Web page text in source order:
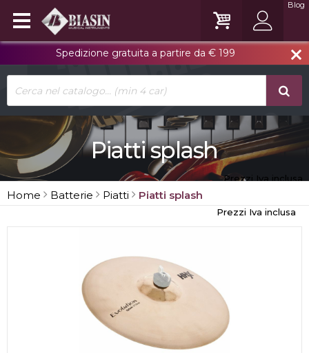
close
Spedizione gratuita a partire da € 199
Blog
Piatti splash
Prezzi Iva inclusa
Home Batterie Piatti Piatti splash
Prezzi Iva inclusa